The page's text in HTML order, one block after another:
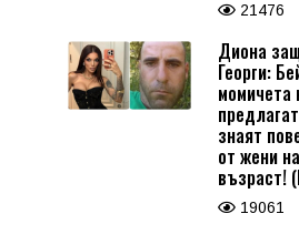
21476
Диона
Георги:
момичета
знаят
от жени
възраст!
19061